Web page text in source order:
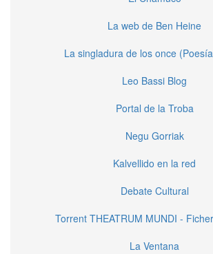
La web de Ben Heine
La singladura de los once
Leo Bassi Blog
Portal de la Troba
Negu Gorriak
Kalvellido en la red
Debate Cultural
Torrent THEATRUM MUNDI -
La Ventana